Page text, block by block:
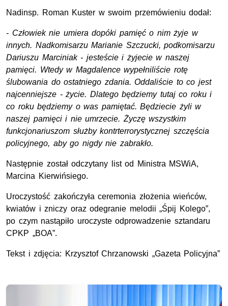
Nadinsp. Roman Kuster w swoim przemówieniu dodał:
- Człowiek nie umiera dopóki pamięć o nim żyje w
innych. Nadkomisarzu Marianie Szczucki, podkomisarzu
Dariuszu Marciniak - jesteście i żyjecie w naszej
pamięci. Wtedy w Magdalence wypełniliście rotę
ślubowania do ostatniego zdania. Oddaliście to co jest
najcenniejsze - życie. Dlatego będziemy tutaj co roku i
co roku będziemy o was pamiętać. Będziecie żyli w
naszej pamięci i nie umrzecie. Życzę wszystkim
funkcjonariuszom służby kontrterrorystycznej szczęścia
policyjnego, aby go nigdy nie zabrakło.
Następnie został odczytany list od Ministra MSWiA,
Marcina Kierwińsiego.
Uroczystość zakończyła ceremonia złożenia wieńców,
kwiatów i zniczy oraz odegranie melodii „Śpij Kolego”,
po czym nastąpiło uroczyste odprowadzenie sztandaru
CPKP „BOA”.
Tekst i zdjęcia: Krzysztof Chrzanowski „Gazeta Policyjna”